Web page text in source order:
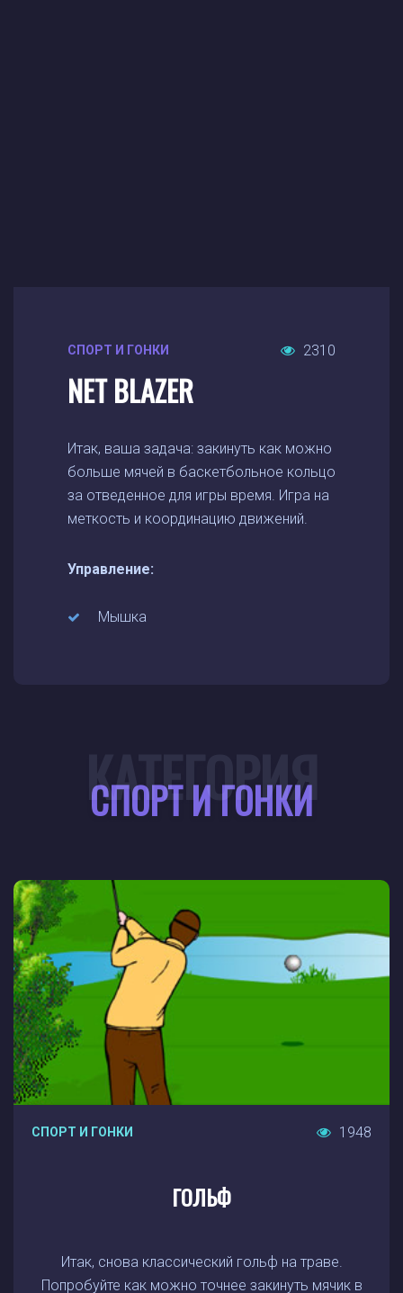
СПОРТ И ГОНКИ 2310
NET BLAZER
Итак, ваша задача: закинуть как можно
больше мячей в баскетбольное кольцо
за отведенное для игры время. Игра на
меткость и координацию движений.
Управление:
Мышка
СПОРТ И ГОНКИ
КАТЕГОРИЯ
СПОРТ И ГОНКИ 1948
ГОЛЬФ
Итак, снова классический гольф на траве.
Попробуйте как можно точнее закинуть мячик в